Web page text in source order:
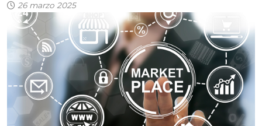
26 marzo 2025